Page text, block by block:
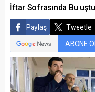
İftar Sofrasında Buluştu
Paylaş Tweetle
ABONE OL